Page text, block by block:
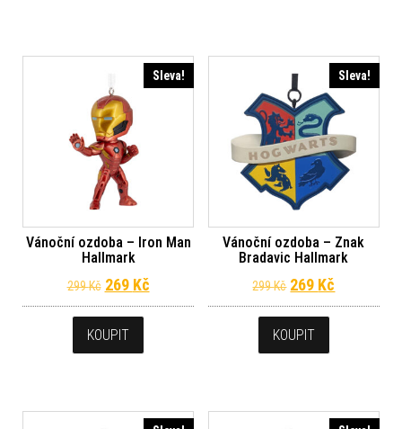
Sleva!
Vánoční ozdoba – Iron Man
Hallmark
299Kč Původní cena byla: 299 Kč.
269 KčAktuální cena je: 269 Kč.
KOUPIT
Sleva!
Vánoční ozdoba – Znak
Bradavic Hallmark
299Kč Původní cena
269 Kč
KOUPIT